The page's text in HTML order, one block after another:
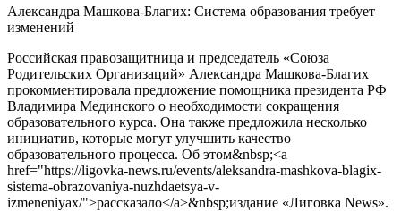
Александра Машкова-Благих: Система образования требует
изменений
Российская правозащитница и председатель «Союза
Родительских Организаций» Александра Машкова-Благих
прокомментировала предложение помощника президента РФ
Владимира Мединского о необходимости сокращения
образовательного курса. Она также предложила несколько
инициатив, которые могут улучшить качество
образовательного процесса. Об этом&nbsp;<a
href="https://ligovka-news.ru/events/aleksandra-mashkova-blagix-
sistema-obrazovaniya-nuzhdaetsya-v-
izmeneniyax/">рассказало</a>&nbsp;издание «Лиговка News».